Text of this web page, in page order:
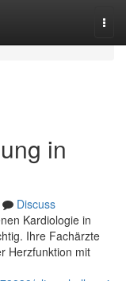
in
Discuss
Kardiologie in
Ihre Fachärzte
Herzfunktion mit